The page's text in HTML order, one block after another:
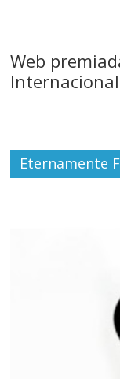
Web
Eternamente